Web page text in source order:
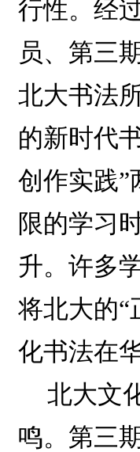
行性。经
员、第三
北大书法
的新时代
创作实践”
限的学习
升。许多
将北大的“
化书法在
北大文
鸣。第三